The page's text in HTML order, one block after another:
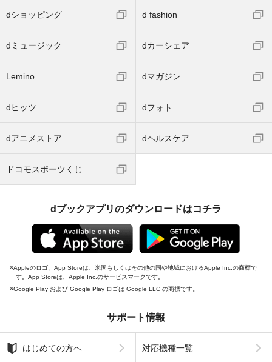
dショッピング d fashion
dミュージック dカーシェア
Lemino dマガジン
dヒッツ dフォト
dアニメストア dヘルスケア
ドコモスポーツくじ
dブックアプリのダウンロードはコチラ
Appleのロゴ、App Storeは、米国もしくはその他の国や地域におけるApple Inc.の商標で
す。App Storeは、Apple Inc.のサービスマークです。
Google Play および Google Play ロゴは Google LLC の商標です。
サポート情報
はじめての方へ 対応機種一覧